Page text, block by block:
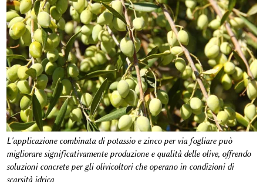
L'applicazione combinata di potassio e zinco per via fogliare può
migliorare significativamente produzione e qualità delle olive, offrendo
soluzioni concrete per gli olivicoltori che operano in condizioni di
scarsità idrica